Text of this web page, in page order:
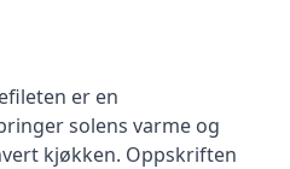
er en
solens varme og
kjøkken. Oppskriften